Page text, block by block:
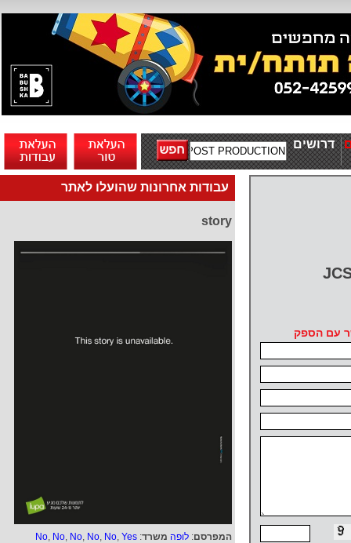
דרושים
עבודות אחרונות שהועלו לאתר
story
המפרסם: לופה משרד:
No, No, No, No, No, Yes
עם הספק